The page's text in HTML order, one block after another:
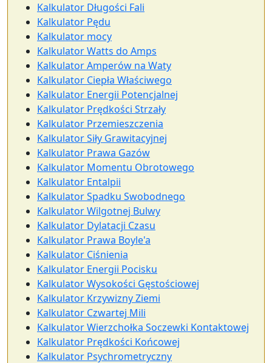
Kalkulator Długości Fali
Kalkulator Pędu
Kalkulator mocy
Kalkulator Watts do Amps
Kalkulator Amperów na Waty
Kalkulator Ciepła Właściwego
Kalkulator Energii Potencjalnej
Kalkulator Prędkości Strzały
Kalkulator Przemieszczenia
Kalkulator Siły Grawitacyjnej
Kalkulator Prawa Gazów
Kalkulator Momentu Obrotowego
Kalkulator Entalpii
Kalkulator Spadku Swobodnego
Kalkulator Wilgotnej Bulwy
Kalkulator Dylatacji Czasu
Kalkulator Prawa Boyle'a
Kalkulator Ciśnienia
Kalkulator Energii Pocisku
Kalkulator Wysokości Gęstościowej
Kalkulator Krzywizny Ziemi
Kalkulator Czwartej Mili
Kalkulator Wierzchołka Soczewki Kontaktowej
Kalkulator Prędkości Końcowej
Kalkulator Psychrometryczny